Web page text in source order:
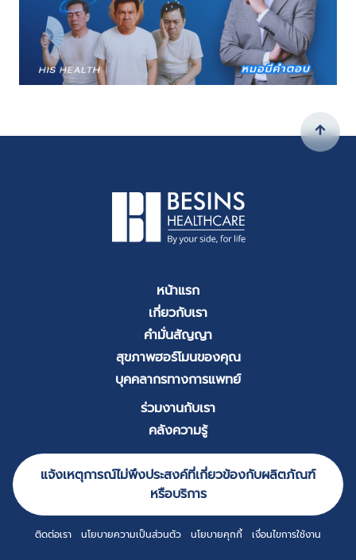
หน้าแรก
เกี่ยวกับเรา
คำมั่นสัญญา
สุขภาพฮอร์โมนของคุณ
บุคคลากรทางการแพทย์
ร่วมงานกับเรา
คลังความรู้
แจ้งเหตุการณ์ไม่พึงประสงค์ที่เกี่ยวข้องกับผลิตภัณฑ์
หรือบริการ
ติดต่อเรา นโยบายความเป็นส่วนตัว นโยบายคุกกี้ เงื่อนไขการใช้งาน